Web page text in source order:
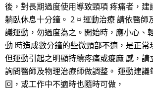
後，對長期過度使用導致頸項 疼痛者，建
躺臥休息十分鐘。 2 ¤ 運動治療 請依醫師
議運動，勿過度為之。開始時，應小心、
動 時造成數分鐘的些微頸部不適，是正常
但運動引起之明顯持續疼痛或痠麻 感，請
詢問醫師及物理治療師做調整。 運動建議
回，或工作中不適時也隨時可做，